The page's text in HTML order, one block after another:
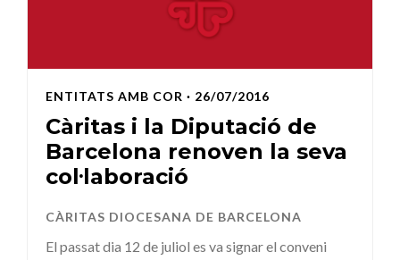
ENTITATS AMB COR · 26/07/2016
Càritas i la Diputació de
Barcelona renoven la seva
col·laboració
CÀRITAS DIOCESANA DE BARCELONA
El passat dia 12 de juliol es va signar el conveni